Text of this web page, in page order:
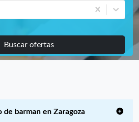
Buscar ofertas
barman en Zaragoza